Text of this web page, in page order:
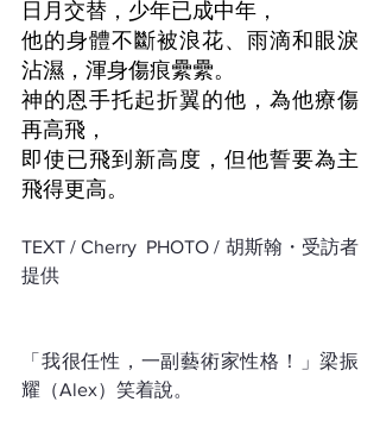
日月交替，少年已成中年，
他的身體不斷被浪花、雨滴和眼淚
沾濕，渾身傷痕纍纍。
神的恩手托起折翼的他，為他療傷
再高飛，
即使已飛到新高度，但他誓要為主
飛得更高。
TEXT / Cherry  PHOTO / 胡斯翰・受訪者
提供
「我很任性，一副藝術家性格！」梁振
耀（Alex）笑着說。